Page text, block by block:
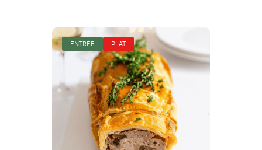
ENTRÉE PLAT